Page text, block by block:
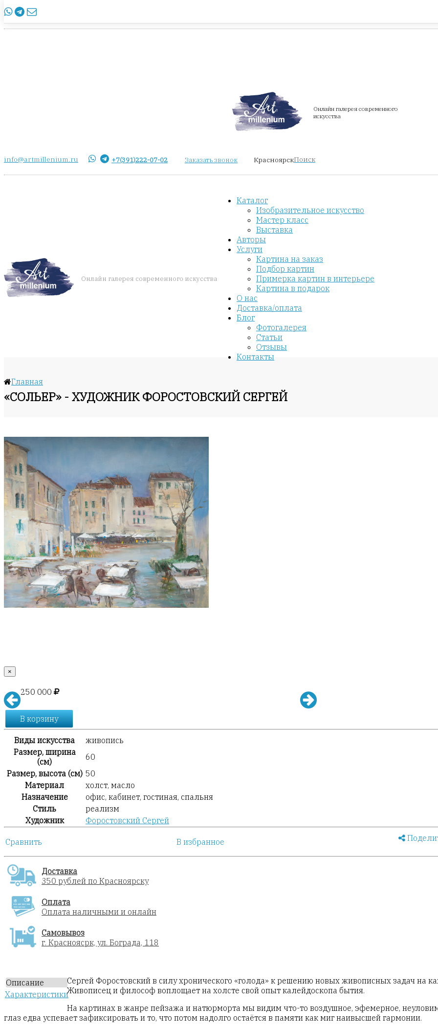
info@artmillenium.ru
Онлайн галерея современного
искусства
info@artmillenium.ru +7(391)222-07-02 Заказать звонок КрасноярскПоиск
Онлайн галерея современного искусства
Каталог
Изобразительное искусство
Мастер класс
Выставка
Авторы
Услуги
Картина на заказ
Подбор картин
Примерка картин в интерьере
Картина в подарок
О нас
Доставка/оплата
Блог
Фотогалерея
Статьи
Отзывы
Контакты
Главная
«СОЛЬЕР» - ХУДОЖНИК ФОРОСТОВСКИЙ СЕРГЕЙ
×
250 000
В корзину
Виды искусства
живопись
Размер, ширина
(см)
60
Размер, высота (см) 50
Материал
холст, масло
Назначение
офис, кабинет, гостиная, спальня
Стиль
реализм
Художник
Форостовский Сергей
Сравнить В избранное
Доставка
350 рублей по Красноярску
Оплата
Оплата наличными и онлайн
Самовывоз
г. Красноясрк, ул. Бограда, 118
Описание
Характеристики
Сергей Форостовский в силу хронического «голода» к решению новых живописных задач на
Живописец и философ воплощает на холсте свой опыт калейдоскопа бытия.
На картинах в жанре пейзажа и натюрморта мы видим что-то воздушное, эфемерное,
глаз едва успевает зафиксировать и то, что потом надолго остаётся в памяти как миг наивысшей гармонии.